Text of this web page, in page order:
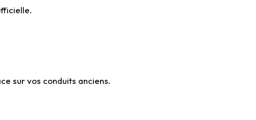
sur vos conduits anciens.